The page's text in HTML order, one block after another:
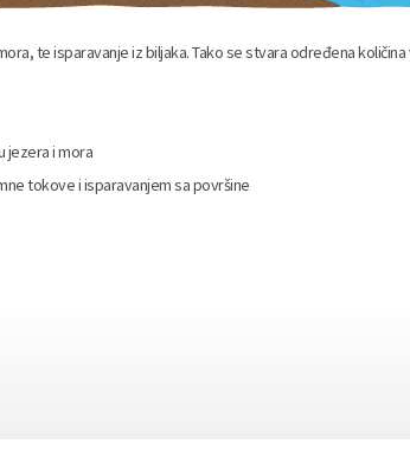
te isparavanje iz biljaka. Tako se stvara određena
jezera i mora
tokove i isparavanjem sa površine